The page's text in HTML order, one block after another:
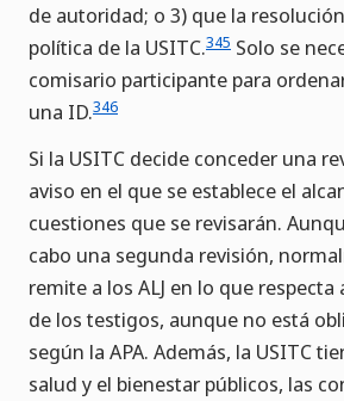
de autoridad; o 3) que la
política de la USITC.345 Solo se
comisario participante para
una ID.346
Si la USITC decide conceder una
aviso en el que se establece el
cuestiones que se revisarán.
cabo una segunda revisión,
remite a los ALJ en lo que respecta
de los testigos, aunque no está
según la APA. Además, la USITC
salud y el bienestar públicos, las